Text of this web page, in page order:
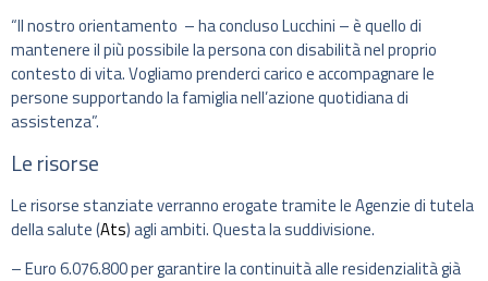
“Il nostro orientamento – ha concluso Lucchini – è quello di
mantenere il più possibile la persona con disabilità nel proprio
contesto di vita. Vogliamo prenderci carico e accompagnare le
persone supportando la famiglia nell’azione quotidiana di
assistenza”.
Le risorse
Le risorse stanziate verranno erogate tramite le Agenzie di tutela
della salute (Ats) agli ambiti. Questa la suddivisione.
– Euro 6.076.800 per garantire la continuità alle residenzialità già